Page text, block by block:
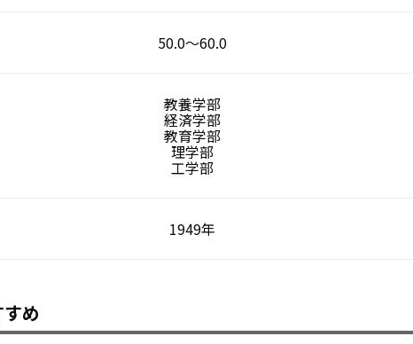
50.0～60.0
教養学部
経済学部
教育学部
理学部
工学部
1949年
め